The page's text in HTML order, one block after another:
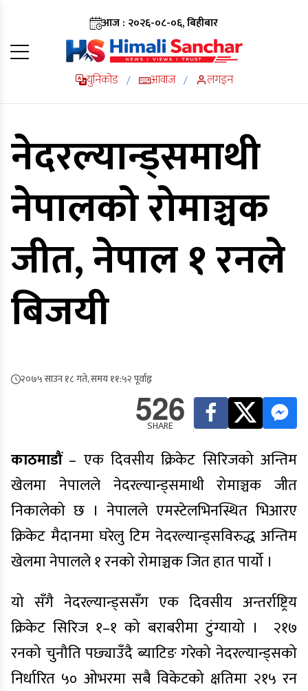
आज : २०२६-०८-०६, बिहीबार
युनिकोड / आवाज / लगइन
नेदरल्यान्ड्समाथी
नेपालको रोमाञ्चक
जीत, नेपाल १ रनले
बिजयी
२०७५ साउन १८ गते, समय ११:५२ पूर्वाह्न
526
SHARE
काठमाडौं– एक दिवसीय क्रिकेट सिरिजको अन्तिम
खेलमा नेपालले नेदरल्यान्ड्समाथी रोमाञ्चक जीत
निकालेको छ । नेपालले एमस्टेलभिनस्थित भिआरए
क्रिकेट मैदानमा घरेलु टिम नेदरल्यान्ड्सविरुद्ध अन्तिम
खेलमा नेपालले १ रनको रोमाञ्चक जित हात पार्यो ।
यो सँगै नेदरल्यान्ड्ससँग एक दिवसीय अन्तर्राष्ट्रिय
क्रिकेट सिरिज १–१ को बराबरीमा टुंग्यायो । २१७
रनको चुनौति पछ्याउँदै ब्याटिङ गरेको नेदरल्यान्ड्सको
निर्धारित ५० ओभरमा सबै विकेटको क्षतिमा २१५ रन